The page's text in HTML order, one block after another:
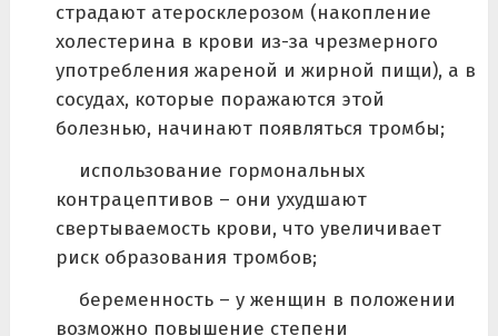
страдают атеросклерозом (накопление
холестерина в крови из-за чрезмерного
употребления жареной и жирной пищи), а в
сосудах, которые поражаются этой
болезнью, начинают появляться тромбы;
использование гормональных
контрацептивов – они ухудшают
свертываемость крови, что увеличивает
риск образования тромбов;
беременность – у женщин в положении
возможно повышение степени